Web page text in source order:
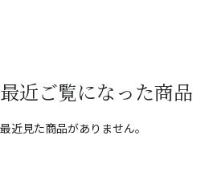
最近ご覧になった商品
最近見た商品がありません。